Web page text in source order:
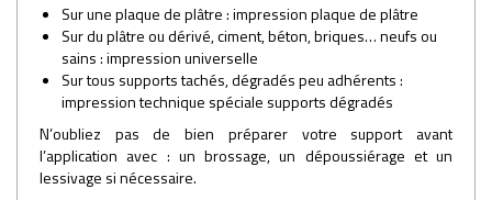
Sur une plaque de plâtre : impression plaque de plâtre
Sur du plâtre ou dérivé, ciment, béton, briques… neufs ou
sains : impression universelle
Sur tous supports tachés, dégradés peu adhérents :
impression technique spéciale supports dégradés
N’oubliez pas de bien préparer votre support avant
l’application avec : un brossage, un dépoussiérage et un
lessivage si nécessaire.